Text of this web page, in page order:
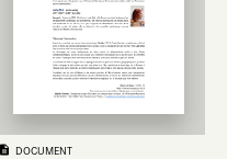
DOCUMENT